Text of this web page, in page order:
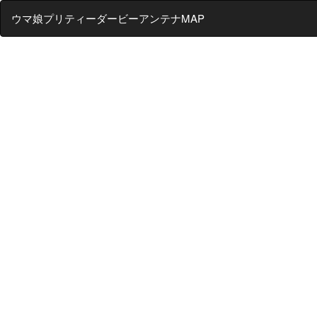
ウマ娘プリティーダービーアンテナMAP